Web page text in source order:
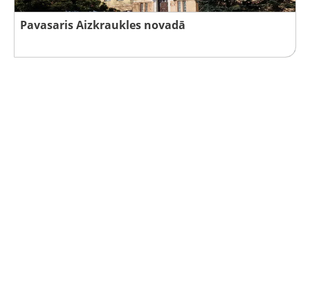
Pavasaris Aizkraukles novadā